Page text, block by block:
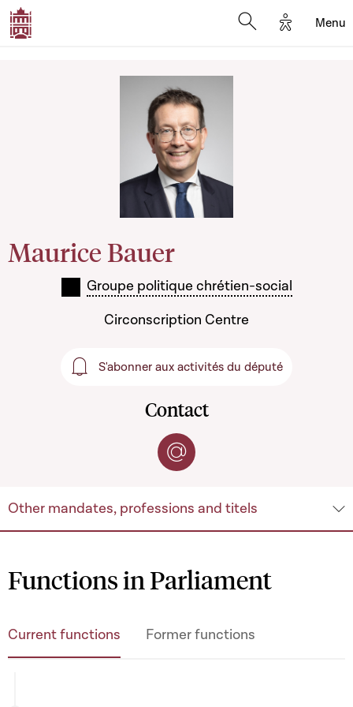
Options
Menu
Maurice Bauer
Groupe politique chrétien-social
Circonscription Centre
S'abonner aux activités du député
S'abonner aux activités du
Contact
Contact by e-mail
Other mandates, professions and titels
Functions in Parliament
Current functions Former functions